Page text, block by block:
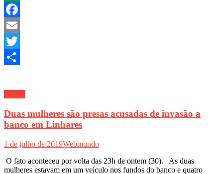
WhatsApp
Facebook
Email
Twitter
Duas mulheres são presas acusadas de invasão a
banco em Linhares
1 de julho de 2019Webmundo
O fato aconteceu por volta das 23h de ontem (30). As duas
mulheres estavam em um veículo nos fundos do banco e quatro